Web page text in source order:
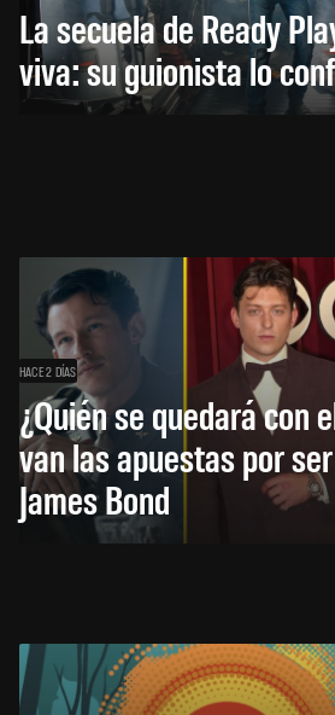
La secuela de Ready
viva: su guionista lo
HACE 2 DÍAS
¿Quién se quedará con
van las apuestas por
James Bond